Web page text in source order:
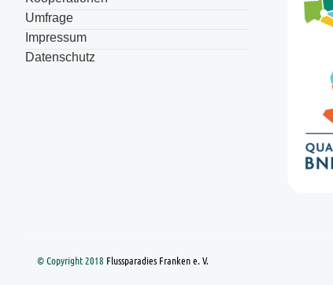
Umfrage
Impressum
Datenschutz
© Copyright 2018 Flussparadies Franken e. V.